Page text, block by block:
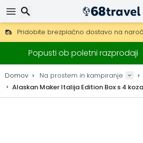
Pridobite brezplačno dostavo na
Na voljo je tudi DHL Express čez noč.
30 dni za vračilo, 90 dni za lesene
Najboljše cene za outdoor opremo in
Popusti ob poletni razprodaji
Domov Na prostem in kampiranje
Alaskan Maker Italija Edition Box s 4
Iskanje